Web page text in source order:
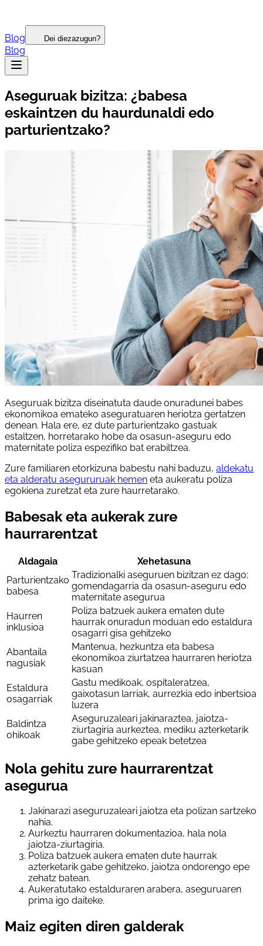
Blog Dei diezazugun?
Blog
Aseguruak bizitza: ¿babesa
eskaintzen du haurdunaldi edo
parturientzako?
Aseguruak bizitza diseinatuta daude onuradunei babes
ekonomikoa emateko aseguratuaren heriotza gertatzen
denean. Hala ere, ez dute parturientzako gastuak
estaltzen, horretarako hobe da osasun-aseguru edo
maternitate poliza espezifiko bat erabiltzea.
Zure familiaren etorkizuna babestu nahi baduzu, aldekatu
eta alderatu asegururuak hemen eta aukeratu poliza
egokiena zuretzat eta zure haurretarako.
Babesak eta aukerak zure
haurrarentzat
Aldagaia
Xehetasuna
Parturientzako
babesa
Tradizionalki aseguruen bizitzan ez dago;
gomendagarria da osasun-aseguru edo
maternitate asegurua
Haurren
inklusioa
Poliza batzuek aukera ematen dute
haurrak onuradun moduan edo estaldura
osagarri gisa gehitzeko
Abantaila
nagusiak
Mantenua, hezkuntza eta babesa
ekonomikoa ziurtatzea haurraren heriotza
kasuan
Estaldura
osagarriak
Gastu medikoak, ospitaleratzea,
gaixotasun larriak, aurrezkia edo inbertsioa
luzera
Baldintza
ohikoak
Aseguruzaleari jakinaraztea, jaiotza-
ziurtagiria aurkeztea, mediku azterketarik
gabe gehitzeko epeak betetzea
Nola gehitu zure haurrarentzat
asegurua
Jakinarazi aseguruzaleari jaiotza eta polizan sartzeko
nahia.
Aurkeztu haurraren dokumentazioa, hala nola
jaiotza-ziurtagiria.
Poliza batzuek aukera ematen dute haurrak
azterketarik gabe gehitzeko, jaiotza ondorengo epe
zehatz batean.
Aukeratutako estalduraren arabera, aseguruaren
prima igo daiteke.
Maiz egiten diren galderak